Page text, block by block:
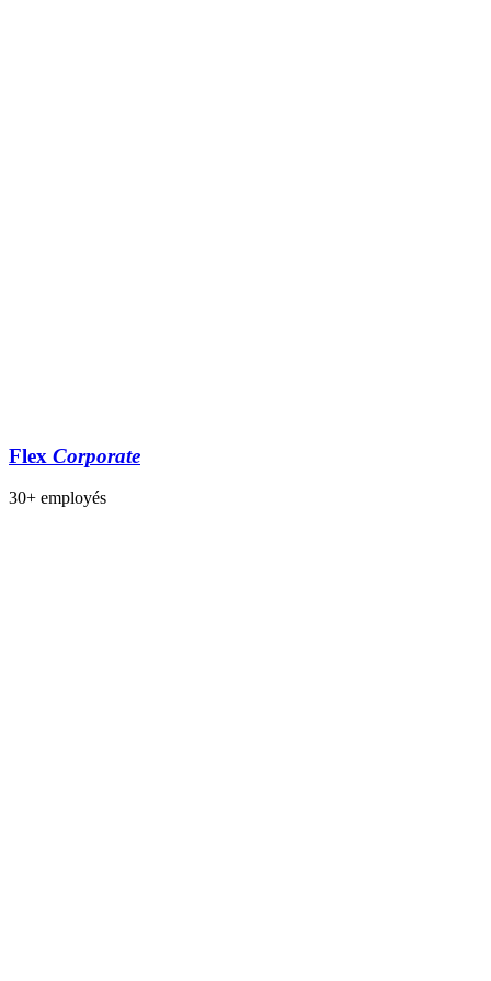
Flex Corporate
30+ employés